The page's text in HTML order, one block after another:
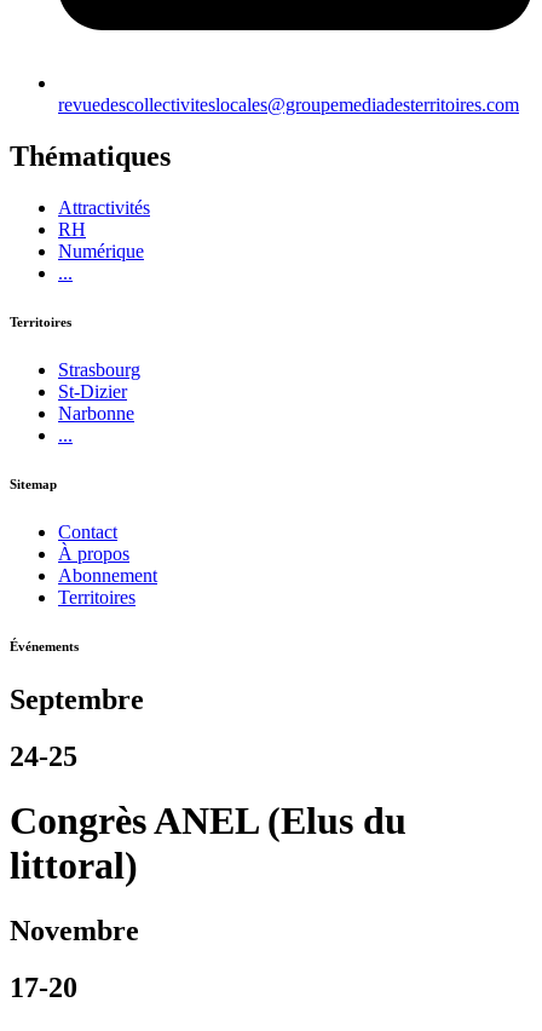
revuedescollectiviteslocales@groupemediadesterritoires.com
Thématiques
Attractivités
RH
Numérique
...
Territoires
Strasbourg
St-Dizier
Narbonne
...
Sitemap
Contact
À propos
Abonnement
Territoires
Événements
Septembre
24-25
Congrès ANEL (Elus du
littoral)
Novembre
17-20